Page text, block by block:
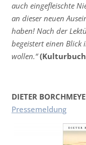
auch eingefleischte
an dieser neuen
haben! Nach der
begeistert einen Blick
wollen.“
DIETER
Pressemeldung